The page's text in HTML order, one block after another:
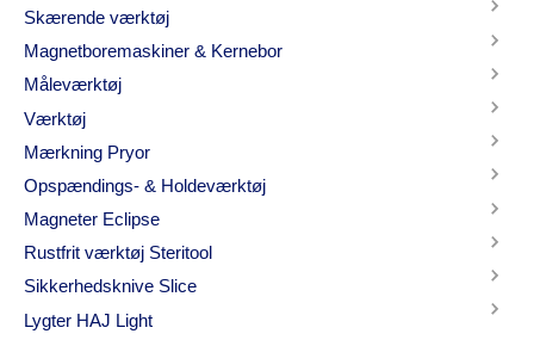
Skærende værktøj
Magnetboremaskiner & Kernebor
Måleværktøj
Værktøj
Mærkning Pryor
Opspændings- & Holdeværktøj
Magneter Eclipse
Rustfrit værktøj Steritool
Sikkerhedsknive Slice
Lygter HAJ Light